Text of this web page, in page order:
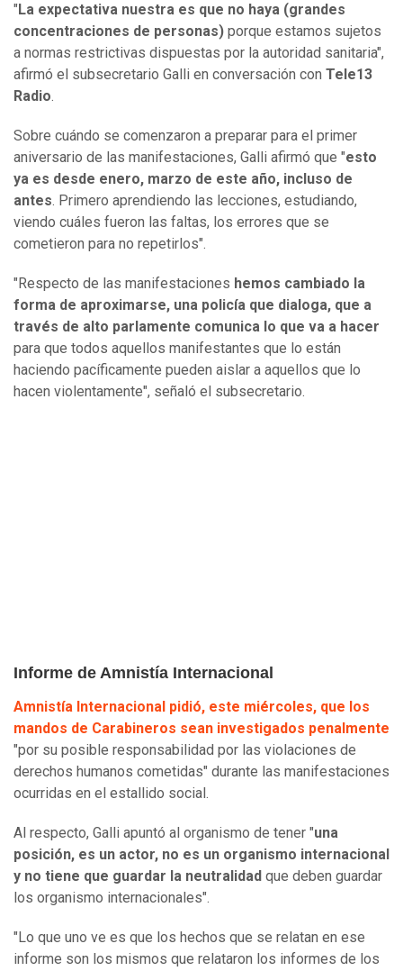
" La expectativa nuestra es que no haya (grandes
concentraciones de personas) porque estamos sujetos
a normas restrictivas dispuestas por la autoridad sanitaria",
afirmó el subsecretario Galli en conversación con Tele13
Radio.
Sobre cuándo se comenzaron a preparar para el primer
aniversario de las manifestaciones, Galli afirmó que "esto
ya es desde enero, marzo de este año, incluso de
antes. Primero aprendiendo las lecciones, estudiando,
viendo cuáles fueron las faltas, los errores que se
cometieron para no repetirlos".
"Respecto de las manifestaciones hemos cambiado la
forma de aproximarse, una policía que dialoga, que a
través de alto parlamente comunica lo que va a hacer
para que todos aquellos manifestantes que lo están
haciendo pacíficamente pueden aislar a aquellos que lo
hacen violentamente", señaló el subsecretario.
Informe de Amnistía Internacional
Amnistía Internacional pidió, este miércoles, que los
mandos de Carabineros sean investigados penalmente
"por su posible responsabilidad por las violaciones de
derechos humanos cometidas" durante las manifestaciones
ocurridas en el estallido social.
Al respecto, Galli apuntó al organismo de tener "una
posición, es un actor, no es un organismo internacional
y no tiene que guardar la neutralidad que deben guardar
los organismo internacionales".
"Lo que uno ve es que los hechos que se relatan en ese
informe son los mismos que relataron los informes de los